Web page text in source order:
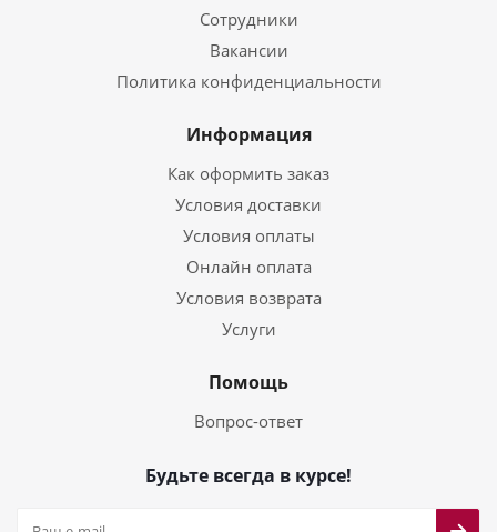
Сотрудники
Вакансии
Политика конфиденциальности
Информация
Как оформить заказ
Условия доставки
Условия оплаты
Онлайн оплата
Условия возврата
Услуги
Помощь
Вопрос-ответ
Будьте всегда в курсе!